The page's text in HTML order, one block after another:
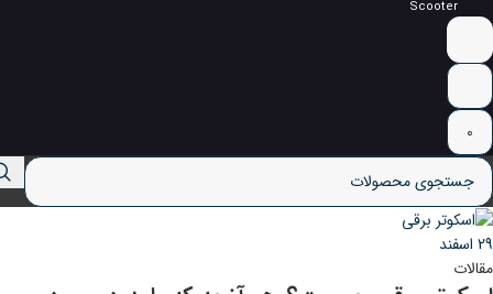
Scooter
0
29 اسفند
مقالات